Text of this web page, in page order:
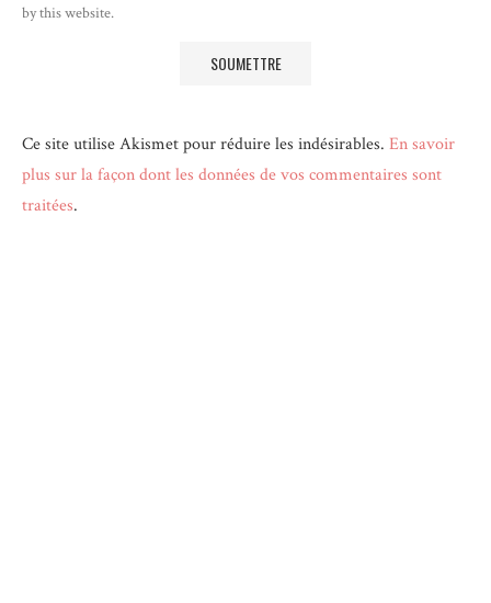
by this website.
Ce site utilise Akismet pour réduire les indésirables. En savoir
plus sur la façon dont les données de vos commentaires sont
traitées.